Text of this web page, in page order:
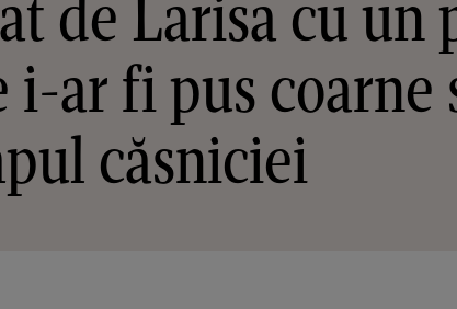
de Larisa cu un
i-ar fi pus coarne
căsniciei